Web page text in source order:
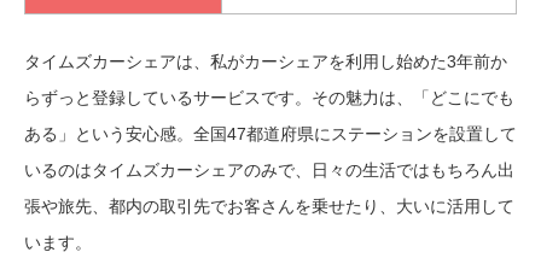
タイムズカーシェアは、私がカーシェアを利用し始めた3年前か
らずっと登録しているサービスです。その魅力は、「どこにでも
ある」という安心感。全国47都道府県にステーションを設置して
いるのはタイムズカーシェアのみで、日々の生活ではもちろん出
張や旅先、都内の取引先でお客さんを乗せたり、大いに活用して
います。